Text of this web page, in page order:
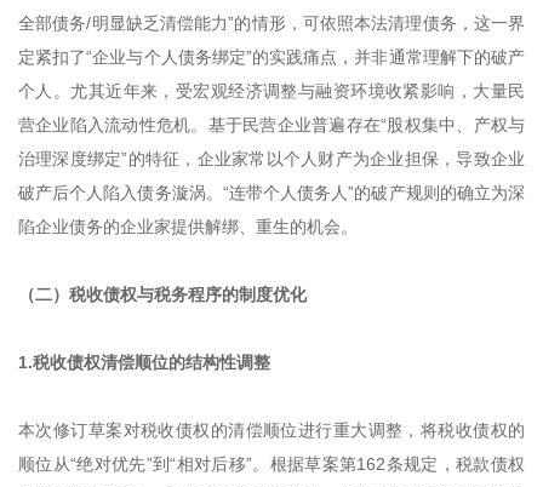
全部债务/明显缺乏清偿能力”的情形，可依照本法清理债务，这一界
定紧扣了“企业与个人债务绑定”的实践痛点，并非通常理解下的破产
个人。尤其近年来，受宏观经济调整与融资环境收紧影响，大量民
营企业陷入流动性危机。基于民营企业普遍存在“股权集中、产权与
治理深度绑定”的特征，企业家常以个人财产为企业担保，导致企业
破产后个人陷入债务漩涡。“连带个人债务人”的破产规则的确立为深
陷企业债务的企业家提供解绑、重生的机会。
（二）税收债权与税务程序的制度优化
1.税收债权清偿顺位的结构性调整
本次修订草案对税收债权的清偿顺位进行重大调整，将税收债权的
顺位从“绝对优先”到“相对后移”。根据草案第162条规定，税款债权